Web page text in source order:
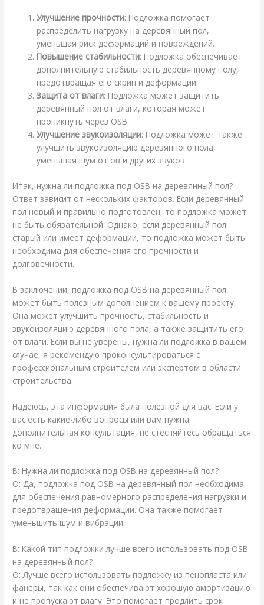
Улучшение прочности: Подложка помогает
распределить нагрузку на деревянный пол,
уменьшая риск деформаций и повреждений.
Повышение стабильности: Подложка обеспечивает
дополнительную стабильность деревянному полу,
предотвращая его скрип и деформации.
Защита от влаги: Подложка может защитить
деревянный пол от влаги, которая может
проникнуть через OSB.
Улучшение звукоизоляции: Подложка может также
улучшить звукоизоляцию деревянного пола,
уменьшая шум от ов и других звуков.
Итак, нужна ли подложка под OSB на деревянный пол?
Ответ зависит от нескольких факторов. Если деревянный
пол новый и правильно подготовлен, то подложка может
не быть обязательной. Однако, если деревянный пол
старый или имеет деформации, то подложка может быть
необходима для обеспечения его прочности и
долговечности.
В заключении, подложка под OSB на деревянный пол
может быть полезным дополнением к вашему проекту.
Она может улучшить прочность, стабильность и
звукоизоляцию деревянного пола, а также защитить его
от влаги. Если вы не уверены, нужна ли подложка в вашем
случае, я рекомендую проконсультироваться с
профессиональным строителем или экспертом в области
строительства.
Надеюсь, эта информация была полезной для вас. Если у
вас есть какие-либо вопросы или вам нужна
дополнительная консультация, не стесняйтесь обращаться
ко мне.
В: Нужна ли подложка под OSB на деревянный пол?
О: Да, подложка под OSB на деревянный пол необходима
для обеспечения равномерного распределения нагрузки и
предотвращения деформации. Она также помогает
уменьшить шум и вибрации.
В: Какой тип подложки лучше всего использовать под OSB
на деревянный пол?
О: Лучше всего использовать подложку из пенопласта или
фанеры, так как они обеспечивают хорошую амортизацию
и не пропускают влагу. Это помогает продлить срок